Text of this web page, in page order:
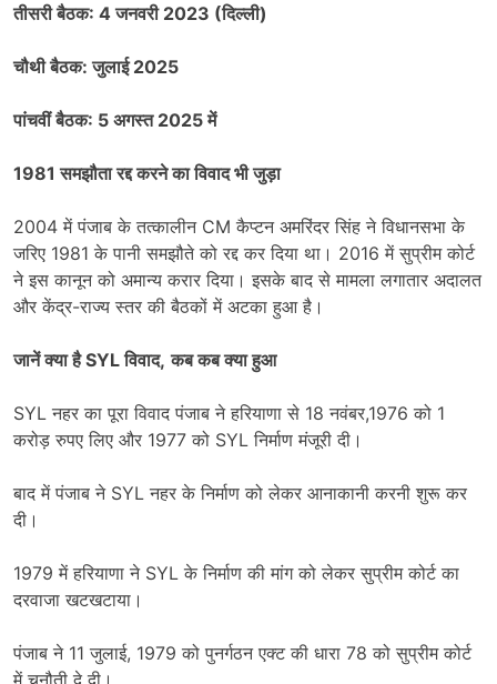
तीसरी बैठक: 4 जनवरी 2023 (दिल्ली)
चौथी बैठक: जुलाई 2025
पांचवीं बैठक: 5 अगस्त 2025 में
1981 समझौता रद्द करने का विवाद भी जुड़ा
2004 में पंजाब के तत्कालीन CM कैप्टन अमरिंदर सिंह ने विधानसभा के
जरिए 1981 के पानी समझौते को रद्द कर दिया था। 2016 में सुप्रीम कोर्ट
ने इस कानून को अमान्य करार दिया। इसके बाद से मामला लगातार अदालत
और केंद्र-राज्य स्तर की बैठकों में अटका हुआ है।
जानें क्या है SYL विवाद, कब कब क्या हुआ
SYL नहर का पूरा विवाद पंजाब ने हरियाणा से 18 नवंबर,1976 को 1
करोड़ रुपए लिए और 1977 को SYL निर्माण मंजूरी दी।
बाद में पंजाब ने SYL नहर के निर्माण को लेकर आनाकानी करनी शुरू कर
दी।
1979 में हरियाणा ने SYL के निर्माण की मांग को लेकर सुप्रीम कोर्ट का
दरवाजा खटखटाया।
पंजाब ने 11 जुलाई, 1979 को पुनर्गठन एक्ट की धारा 78 को सुप्रीम कोर्ट